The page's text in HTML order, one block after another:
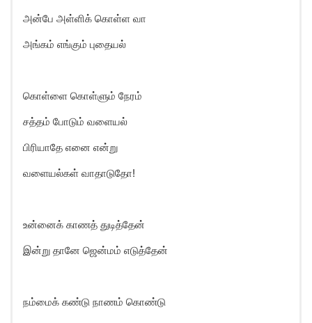
அன்பே அள்ளிக் கொள்ள வா
அங்கம் எங்கும் புதையல்
கொள்ளை கொள்ளும் நேரம்
சத்தம் போடும் வளையல்
பிரியாதே எனை என்று
வளையல்கள் வாதாடுதோ!
உன்னைக் காணத் துடித்தேன்
இன்று தானே ஜென்மம் எடுத்தேன்
நம்மைக் கண்டு நாணம் கொண்டு